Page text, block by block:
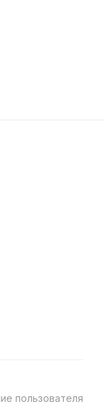
пользователя